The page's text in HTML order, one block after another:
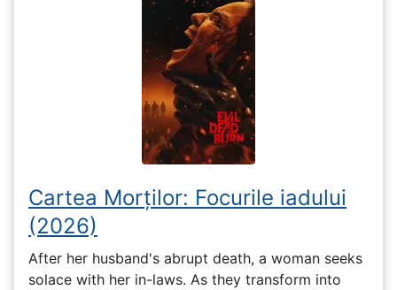
Cartea Morților: Focurile iadului
(2026)
After her husband's abrupt death, a woman seeks
solace with her in-laws. As they transform into